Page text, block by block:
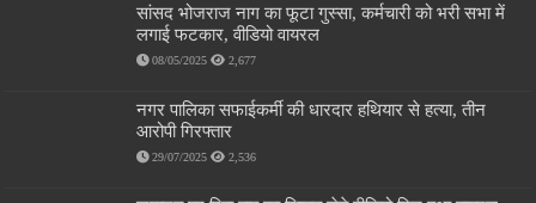
सांसद भोजराज नाग का फूटा गुस्सा, कर्मचारी को भरी सभा में
लगाई फटकार, वीडियो वायरल
08/05/2025 2,677
नगर पालिका सफाईकर्मी की धारदार हथियार से हत्या, तीन
आरोपी गिरफ्तार
29/07/2025 2,536